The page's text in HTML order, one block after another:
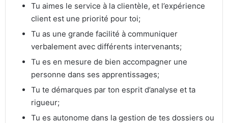
Tu aimes le service à la clientèle, et l’expérience
client est une priorité pour toi;
Tu as une grande facilité à communiquer
verbalement avec différents intervenants;
Tu es en mesure de bien accompagner une
personne dans ses apprentissages;
Tu te démarques par ton esprit d’analyse et ta
rigueur;
Tu es autonome dans la gestion de tes dossiers ou